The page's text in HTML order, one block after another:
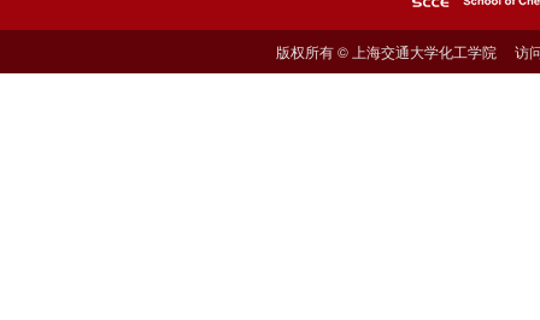
版权所有 © 上海交通大学化工学院 访